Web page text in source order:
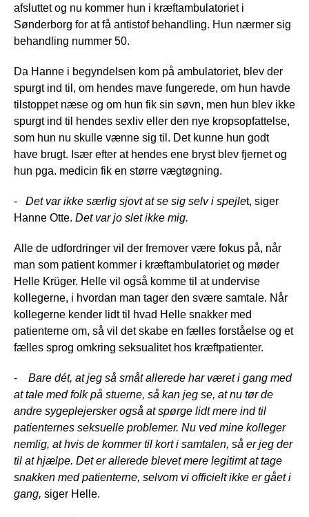
afsluttet og nu kommer hun i kræftambulatoriet i
Sønderborg for at få antistof behandling. Hun nærmer sig
behandling nummer 50.
Da Hanne i begyndelsen kom på ambulatoriet, blev der
spurgt ind til, om hendes mave fungerede, om hun havde
tilstoppet næse og om hun fik sin søvn, men hun blev ikke
spurgt ind til hendes sexliv eller den nye kropsopfattelse,
som hun nu skulle vænne sig til. Det kunne hun godt
have brugt. Især efter at hendes ene bryst blev fjernet og
hun pga. medicin fik en større vægtøgning.
- Det var ikke særlig sjovt at se sig selv i spejlet, siger
Hanne Otte. Det var jo slet ikke mig.
Alle de udfordringer vil der fremover være fokus på, når
man som patient kommer i kræftambulatoriet og møder
Helle Krüger. Helle vil også komme til at undervise
kollegerne, i hvordan man tager den svære samtale. Når
kollegerne kender lidt til hvad Helle snakker med
patienterne om, så vil det skabe en fælles forståelse og et
fælles sprog omkring seksualitet hos kræftpatienter.
- Bare dét, at jeg så småt allerede har været i gang med
at tale med folk på stuerne, så kan jeg se, at nu tør de
andre sygeplejersker også at spørge lidt mere ind til
patienternes seksuelle problemer. Nu ved mine kolleger
nemlig, at hvis de kommer til kort i samtalen, så er jeg der
til at hjælpe. Det er allerede blevet mere legitimt at tage
snakken med patienterne, selvom vi officielt ikke er gået i
gang, siger Helle.